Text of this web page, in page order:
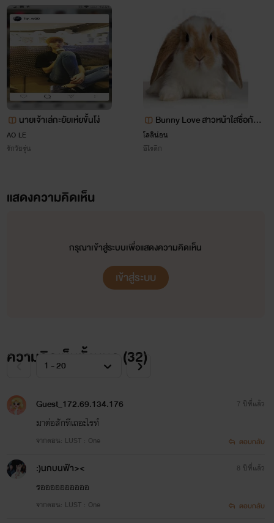
----------------------------------------------
You can’t escape because It’s the road you chose.
นายเจ้าเล่กะยัยเห่ยขั้นโง่
AO LE
รักวัยรุ่น
Bunny Love สาวหน้าใสซื่อกับน
ายหน้านิ่ง [rate 18+]
โลลิน่อน
อีโรติก
แสดงความคิดเห็น
กรุณาเข้าสู่ระบบเพื่อแสดงความคิดเห็น
เข้าสู่ระบบ
ความคิดเห็นทั้งหมด (32)
Guest_172.69.134.176
มาต่อสักทีเถอะไรท์
จากตอน: LUST : One
7 ปีที่แล้ว
ตอบกลับ
:)นกบนฟ้า><
รออออออออออ
จากตอน: LUST : One
8 ปีที่แล้ว
ตอบกลับ